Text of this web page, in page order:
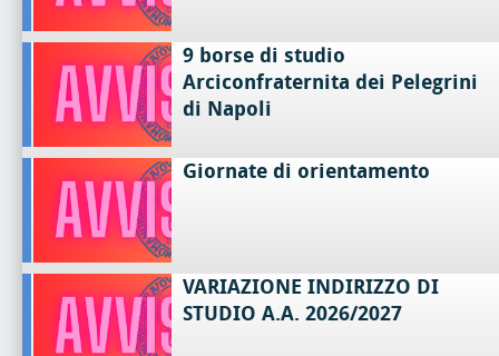
9 borse di studio
Arciconfraternita dei Pelegrini
di Napoli
Giornate di orientamento
VARIAZIONE INDIRIZZO DI
STUDIO A.A. 2026/2027